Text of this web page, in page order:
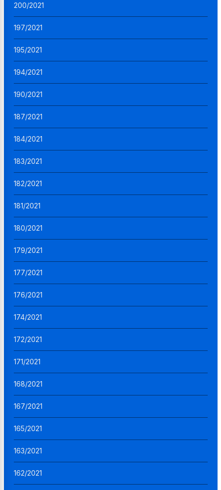
200/2021
197/2021
195/2021
194/2021
190/2021
187/2021
184/2021
183/2021
182/2021
181/2021
180/2021
179/2021
177/2021
176/2021
174/2021
172/2021
171/2021
168/2021
167/2021
165/2021
163/2021
162/2021